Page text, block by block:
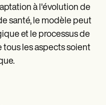
à l'évolution de
santé, le modèle peut
et le processus de
tous les aspects soient